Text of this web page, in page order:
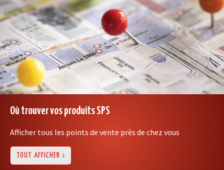
Où trouver vos produits SPS
Afficher tous les points de vente près de chez vous
TOUT AFFICHER